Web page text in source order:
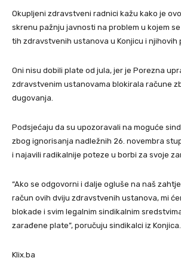
Okupljeni zdravstveni radnici kažu kako je
skrenu pažnju javnosti na problem u kojem
tih zdravstvenih ustanova u Konjicu i njihovih
Oni nisu dobili plate od jula, jer je Porezna
zdravstvenim ustanovama blokirala račune
dugovanja.
Podsjećaju da su upozoravali na moguće
zbog ignorisanja nadležnih 26. novembra
i najavili radikalnije poteze u borbi za svoje
“Ako se odgovorni i dalje ogluše na naš
račun ovih dviju zdravstvenih ustanova, mi
blokade i svim legalnim sindikalnim
zarađene plate”, poručuju sindikalci iz Konjica.
Klix.ba